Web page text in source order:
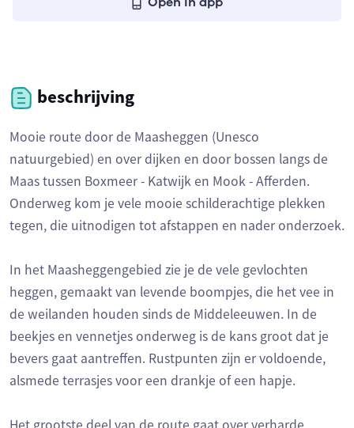
beschrijving
Mooie route door de Maasheggen (Unesco
natuurgebied) en over dijken en door bossen langs de
Maas tussen Boxmeer - Katwijk en Mook - Afferden.
Onderweg kom je vele mooie schilderachtige plekken
tegen, die uitnodigen tot afstappen en nader onderzoek.
In het Maasheggengebied zie je de vele gevlochten
heggen, gemaakt van levende boompjes, die het vee in
de weilanden houden sinds de Middeleeuwen. In de
beekjes en vennetjes onderweg is de kans groot dat je
bevers gaat aantreffen. Rustpunten zijn er voldoende,
alsmede terrasjes voor een drankje of een hapje.